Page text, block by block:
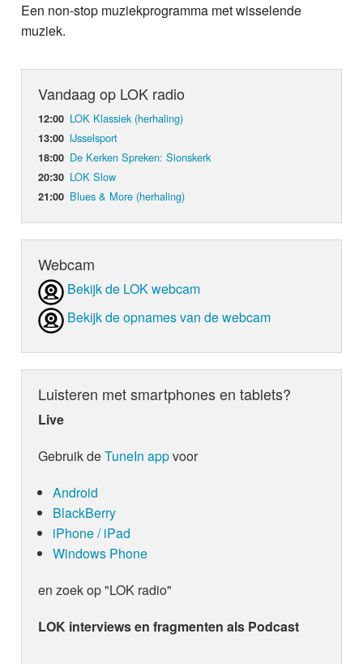
Foto's
Webcam
Info
Een non-stop muziekprogramma met wisselende
muziek.
Vandaag op LOK radio
12:00 LOK Klassiek (herhaling)
13:00 IJsselsport
18:00 De Kerken Spreken: Sionskerk
20:30 LOK Slow
21:00 Blues & More (herhaling)
Webcam
Bekijk de LOK webcam
Bekijk de opnames van de webcam
Luisteren met smartphones en tablets?
Live
Gebruik deTuneIn appvoor
Android
BlackBerry
iPhone / iPad
Windows Phone
en zoek op "LOK radio"
LOK interviews en fragmenten als Podcast